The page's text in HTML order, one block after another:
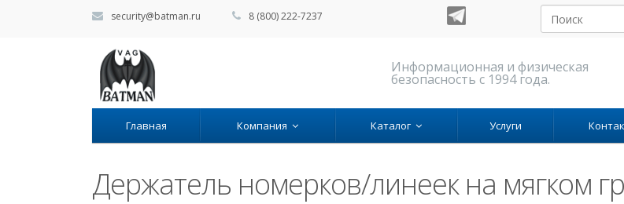
security@batman.ru 8 (800) 222-7237
Информационная и физическая
безопасность с 1994 года.
Главная Компания Каталог Услуги
Держатель номерков/линеек на мягком